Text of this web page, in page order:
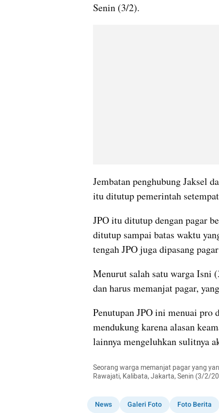
Senin (3/2).
Jembatan penghubung Jaksel
itu ditutup pemerintah
JPO itu ditutup dengan pagar
ditutup sampai batas waktu
tengah JPO juga dipasang
Menurut salah satu warga Isni
dan harus memanjat pagar,
Penutupan JPO ini menuai pro
mendukung karena alasan
lainnya mengeluhkan sulitnya
Seorang warga memanjat pagar yang
Rawajati, Kalibata, Jakarta, Senin (3/2/
News Galeri Foto Foto Berita